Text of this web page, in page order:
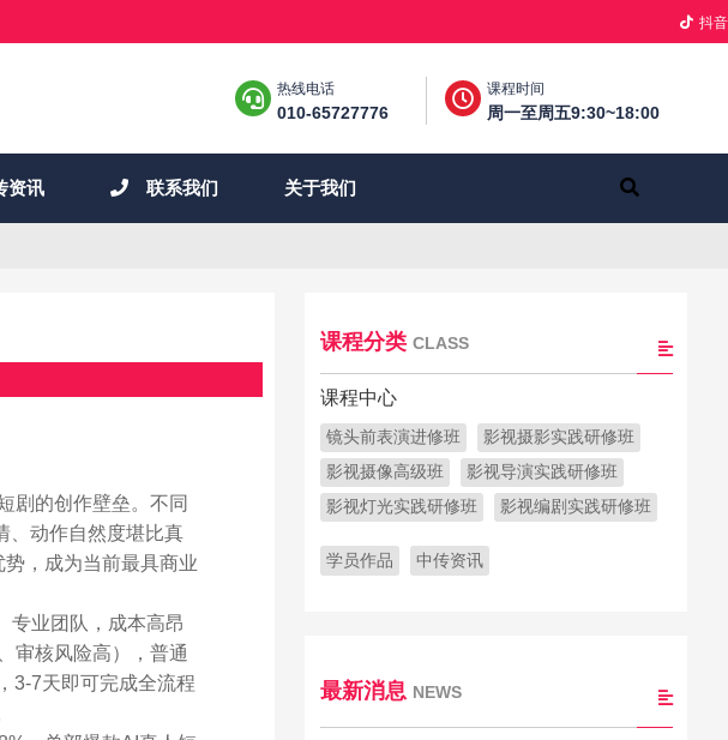
抖音
热线电话
010-65727776
课程时间
周一至周五9:30~18:00
资讯 联系我们 关于我们
剧的创作壁垒。不同
、动作自然度堪比真
势，成为当前最具商业
专业团队，成本高昂
审核风险高），普通
3-7天即可完成全流程
课程分类 CLASS
课程中心
镜头前表演进修班
影视摄影实践研修班
影视摄像高级班
影视导演实践研修班
影视灯光实践研修班
影视编剧实践研修班
学员作品 中传资讯
最新消息 NEWS